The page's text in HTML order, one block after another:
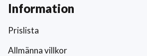
Information
Prislista
Allmänna villkor